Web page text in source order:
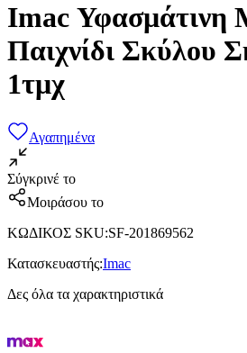
Imac Υφασμάτινη
Παιχνίδι Σκύλου
1τμχ
Αγαπημένα
Σύγκρινέ το
Μοιράσου το
ΚΩΔΙΚΟΣ SKU:SF-201869562
Κατασκευαστής:Imac
Δες όλα τα χαρακτηριστικά